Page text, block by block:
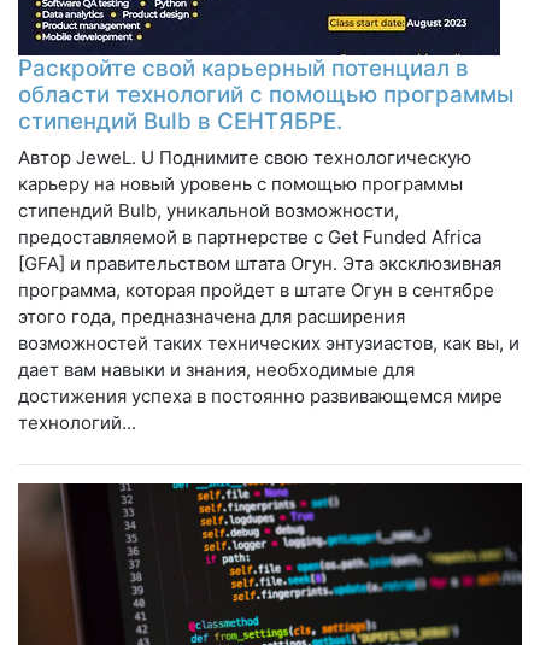
Раскройте свой карьерный потенциал в
области технологий с помощью программы
стипендий Bulb в СЕНТЯБРЕ.
Автор JeweL. U Поднимите свою технологическую
карьеру на новый уровень с помощью программы
стипендий Bulb, уникальной возможности,
предоставляемой в партнерстве с Get Funded Africa
[GFA] и правительством штата Огун. Эта эксклюзивная
программа, которая пройдет в штате Огун в сентябре
этого года, предназначена для расширения
возможностей таких технических энтузиастов, как вы, и
дает вам навыки и знания, необходимые для
достижения успеха в постоянно развивающемся мире
технологий...